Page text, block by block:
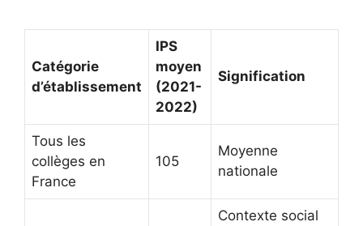
Catégorie
d’établissement
IPS
moyen
(2021-
2022)
Signification
Tous les
collèges en
France
105
Moyenne
nationale
Contexte social